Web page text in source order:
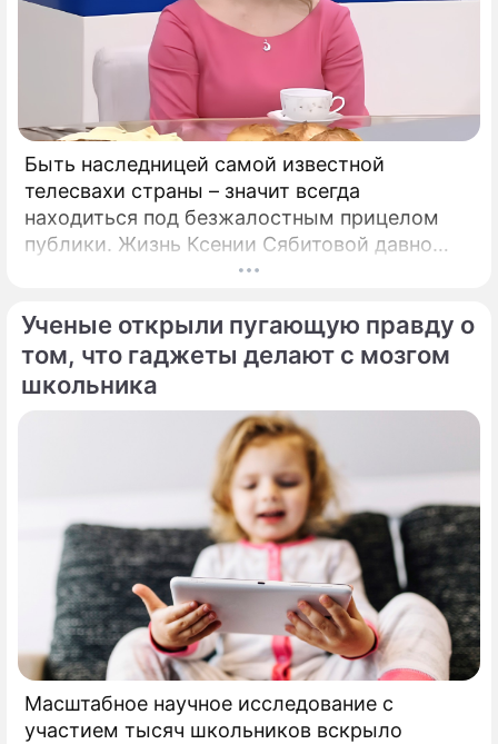
Быть наследницей самой известной
телесвахи страны – значит всегда
находиться под безжалостным прицелом
публики. Жизнь Ксении Сябитовой давно
рассматривают под мощной лупой.
Ученые открыли пугающую правду о
том, что гаджеты делают с мозгом
школьника
Масштабное научное исследование с
участием тысяч школьников вскрыло